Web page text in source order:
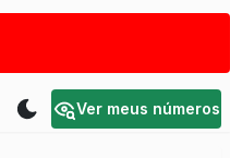
Ver meus números